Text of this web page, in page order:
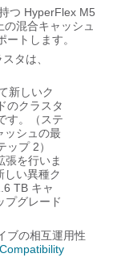
つ HyperFlex M5
混合キャッシュ
トします。
タは、
新しいク
のクラスタ
す。（ステ
ッシュの最
プ 2）
張を行いま
しい異種ク
TB キャ
プグレード
ブの相互運用性